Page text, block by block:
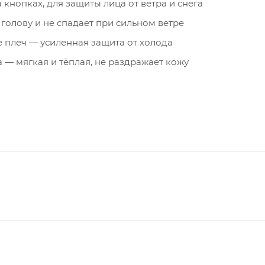
для защиты лица от ветра и снега
и не спадает при сильном ветре
плеч — усиленная защита от холода
мягкая и тёплая, не раздражает кожу
подпланка — надёжная герметизация
снега и ветра внутрь пальто
расстёгивать молнии даже в толстых перчатках